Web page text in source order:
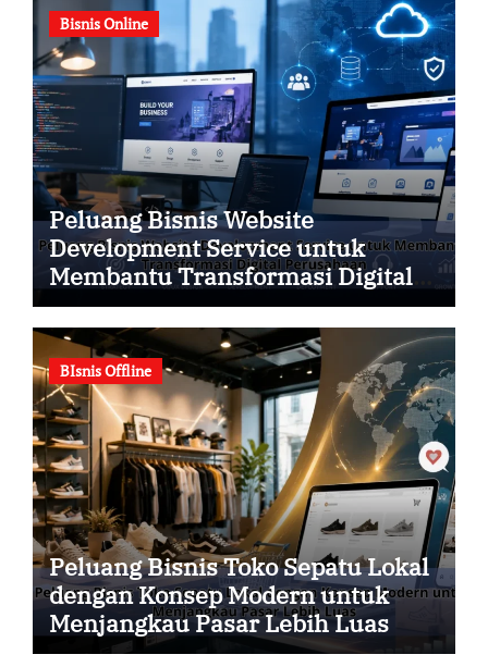
Bisnis Online
Peluang Bisnis Website
Development Service untuk
Membantu Transformasi Digital
Perusahaan
BIsnis Offline
Peluang Bisnis Toko Sepatu Lokal
dengan Konsep Modern untuk
Menjangkau Pasar Lebih Luas